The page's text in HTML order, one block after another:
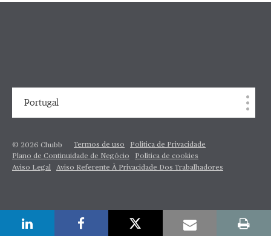
Portugal
© 2026 Chubb Termos de uso
Politica de Privacidade
Plano de Continuidade de Negócio
Política de cookies
Aviso Legal
Aviso Referente À Privacidade Dos Trabalhadores